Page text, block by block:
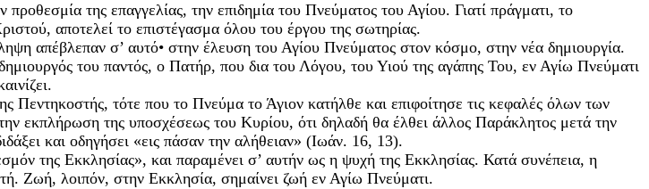
της επαγγελίας, την επιδημία του Πνεύματος του Αγίου. Γιατί πράγματι, το
αποτελεί το επιστέγασμα όλου του έργου της σωτηρίας.
απέβλεπαν σ’ αυτό• στην έλευση του Αγίου Πνεύματος στον κόσμο, στην νέα δημιουργία.
του παντός, ο Πατήρ, που δια του Λόγου, του Υιού της αγάπης Του, εν Αγίω Πνεύματι
τότε που το Πνεύμα το Άγιον κατήλθε και επιφοίτησε τις κεφαλές όλων των
εκπλήρωση της υποσχέσεως του Κυρίου, ότι δηλαδή θα έλθει άλλος Παράκλητος μετά την
και οδηγήσει «εις πάσαν την αλήθειαν» (Ιωάν. 16, 13).
της Εκκλησίας», και παραμένει σ’ αυτήν ως η ψυχή της Εκκλησίας. Κατά συνέπεια, η
Ζωή, λοιπόν, στην Εκκλησία, σημαίνει ζωή εν Αγίω Πνεύματι.